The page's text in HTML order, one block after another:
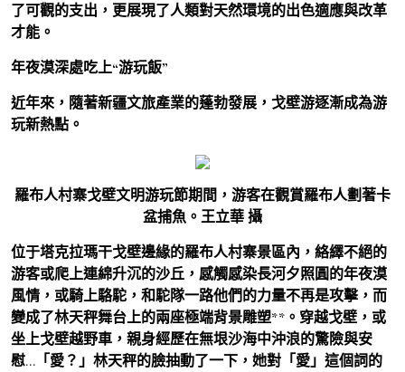
了可觀的支出，更展現了人類對天然環境的出色適應與改革
才能。
年夜漠深處吃上“游玩飯”
近年來，隨著新疆文旅產業的蓬勃發展，戈壁游逐漸成為游
玩新熱點。
羅布人村寨戈壁文明游玩節期間，游客在觀賞羅布人劃著卡
盆捕魚。王立華 攝
位于塔克拉瑪干戈壁邊緣的羅布人村寨景區內，絡繹不絕的
游客或爬上連綿升沉的沙丘，感觸感染長河夕照圓的年夜漠
風情，或騎上駱駝，和駝隊一路他們的力量不再是攻擊，而
變成了林天秤舞台上的兩座極端背景雕塑**。穿越戈壁，或
坐上戈壁越野車，親身經歷在無垠沙海中沖浪的驚險與安
慰…「愛？」林天秤的臉抽動了一下，她對「愛」這個詞的